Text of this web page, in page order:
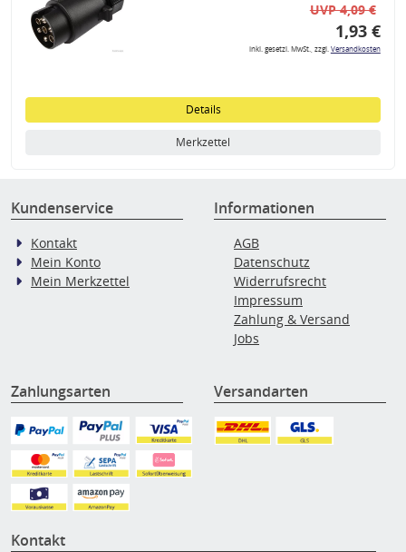
UVP 4,09 €
1,93 €
inkl. gesetzl. MwSt., zzgl.Versandkosten
Details
Merkzettel
Kundenservice
Kontakt
Mein Konto
Mein Merkzettel
Informationen
AGB
Datenschutz
Widerrufsrecht
Impressum
Zahlung & Versand
Jobs
Zahlungsarten Versandarten
Kontakt